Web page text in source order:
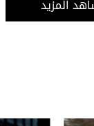
المزيد